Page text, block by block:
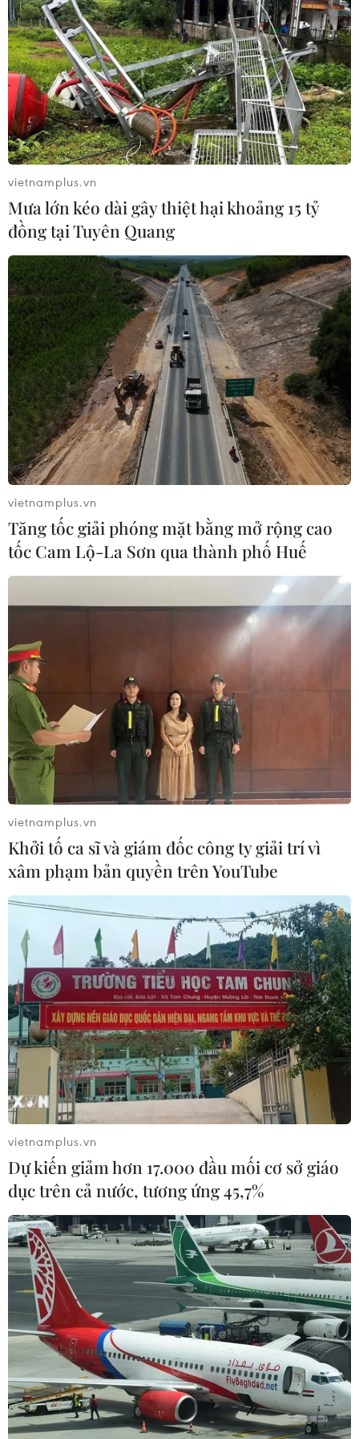
TIN CÙNG CHUYÊN MỤC
Quảng Trị: Xử phạt tài xế vượt đường
ngang có tín hiệu cảnh báo đường
sắt
06/08/2026 05:10
Mưa dông khiến hàng chục
chuyến bay tới Nội Bài không thể hạ
cánh
vietnamplus.vn
Mưa lớn kéo dài gây thiệt hại khoảng 15 tỷ
đồng tại Tuyên Quang
vietnamplus.vn
Tăng tốc giải phóng mặt bằng mở rộng cao
tốc Cam Lộ-La Sơn qua thành phố Huế
vietnamplus.vn
Khởi tố ca sĩ và giám đốc công ty giải trí vì
xâm phạm bản quyền trên YouTube
vietnamplus.vn
Dự kiến giảm hơn 17.000 đầu mối cơ sở giáo
dục trên cả nước, tương ứng 45,7%